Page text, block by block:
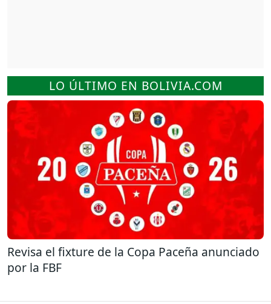
LO ÚLTIMO EN BOLIVIA.COM
Revisa el fixture de la Copa Paceña anunciado
por la FBF